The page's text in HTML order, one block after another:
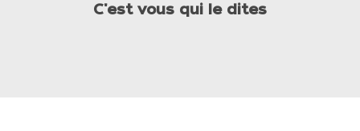
C'est vous qui le dites